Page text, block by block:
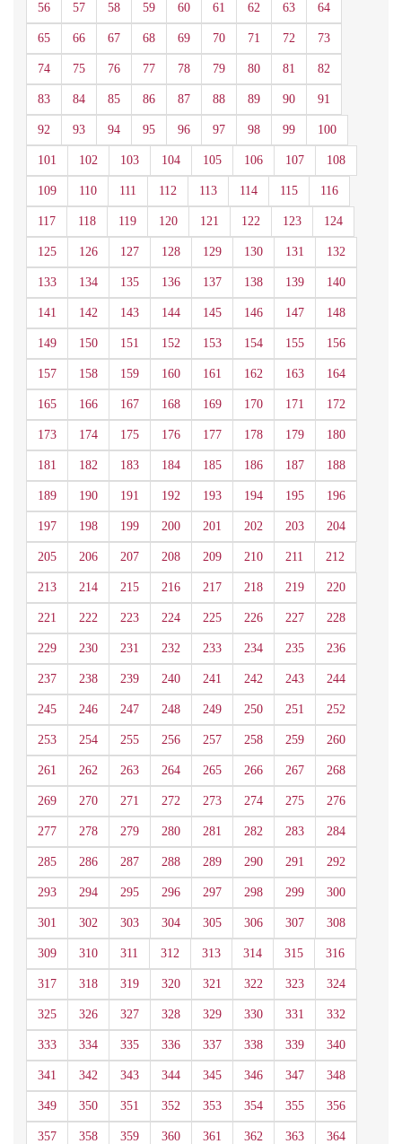
56 57 58 59 60 61 62 63 64
65 66 67 68 69 70 71 72 73
74 75 76 77 78 79 80 81 82
83 84 85 86 87 88 89 90 91
92 93 94 95 96 97 98 99 100
101 102 103 104 105 106 107 108
109 110 111 112 113 114 115 116
117 118 119 120 121 122 123 124
125 126 127 128 129 130 131 132
133 134 135 136 137 138 139 140
141 142 143 144 145 146 147 148
149 150 151 152 153 154 155 156
157 158 159 160 161 162 163 164
165 166 167 168 169 170 171 172
173 174 175 176 177 178 179 180
181 182 183 184 185 186 187 188
189 190 191 192 193 194 195 196
197 198 199 200 201 202 203 204
205 206 207 208 209 210 211 212
213 214 215 216 217 218 219 220
221 222 223 224 225 226 227 228
229 230 231 232 233 234 235 236
237 238 239 240 241 242 243 244
245 246 247 248 249 250 251 252
253 254 255 256 257 258 259 260
261 262 263 264 265 266 267 268
269 270 271 272 273 274 275 276
277 278 279 280 281 282 283 284
285 286 287 288 289 290 291 292
293 294 295 296 297 298 299 300
301 302 303 304 305 306 307 308
309 310 311 312 313 314 315 316
317 318 319 320 321 322 323 324
325 326 327 328 329 330 331 332
333 334 335 336 337 338 339 340
341 342 343 344 345 346 347 348
349 350 351 352 353 354 355 356
357 358 359 360 361 362 363 364